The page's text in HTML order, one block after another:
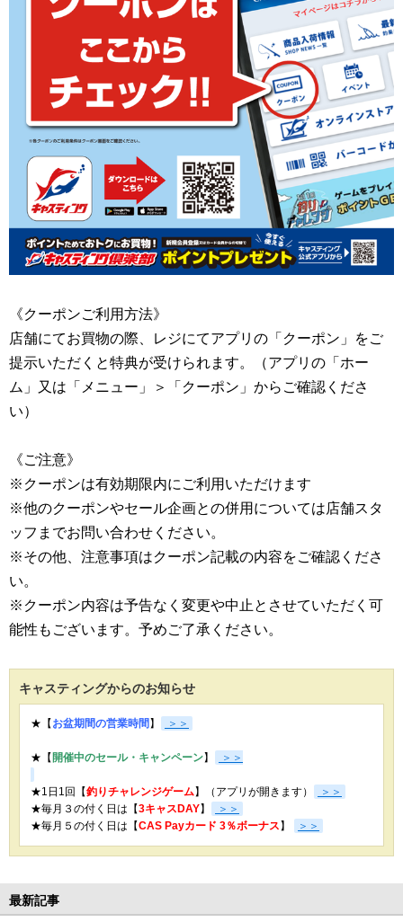
《クーポンご利用方法》
店舗にてお買物の際、レジにてアプリの「クーポン」をご
提示いただくと特典が受けられます。（アプリの「ホー
ム」又は「メニュー」＞「クーポン」からご確認くださ
い）
《ご注意》
※クーポンは有効期限内にご利用いただけます
※他のクーポンやセール企画との併用については店舗スタ
ッフまでお問い合わせください。
※その他、注意事項はクーポン記載の内容をご確認くださ
い。
※クーポン内容は予告なく変更や中止とさせていただく可
能性もございます。予めご了承ください。
キャスティングからのお知らせ
★【 お盆期間の営業時間 】 ＞＞
★【 開催中のセール・キャンペーン】 ＞＞
★1日1回【釣りチャレンジゲーム】（アプリが開きます）
＞＞
★毎月３の付く日は【3キャスDAY】
＞＞
★毎月５の付く日は【CAS Payカード 3％ボーナス 】 ＞＞
最新記事